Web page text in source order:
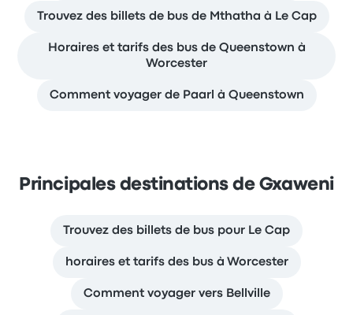
Trouvez des billets de bus de Mthatha à Le Cap
Horaires et tarifs des bus de Queenstown à
Worcester
Comment voyager de Paarl à Queenstown
Principales destinations de Gxaweni
Trouvez des billets de bus pour Le Cap
horaires et tarifs des bus à Worcester
Comment voyager vers Bellville